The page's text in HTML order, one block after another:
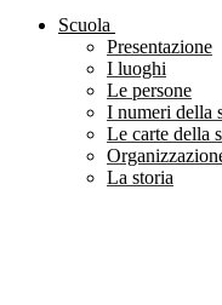
Scuola
Presentazione
I luoghi
Le persone
I numeri della
Le carte della
La storia